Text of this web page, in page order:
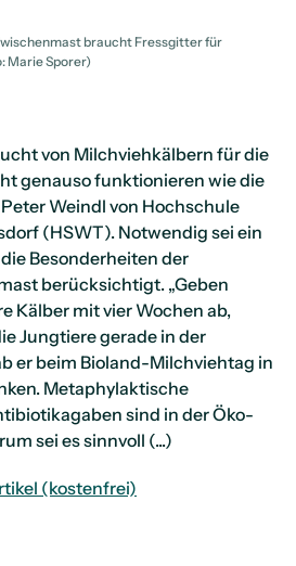
braucht Fressgitter für
Marie Sporer)
von Milchviehkälbern für die
genauso funktionieren wie die
Weindl von Hochschule
(HSWT). Notwendig sei ein
Besonderheiten der
berücksichtigt. „Geben
Kälber mit vier Wochen ab,
Jungtiere gerade in der
er beim Bioland-Milchviehtag in
Metaphylaktische
sind in der Öko-
sei es sinnvoll (...)
(kostenfrei)